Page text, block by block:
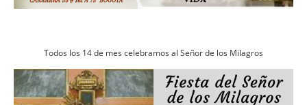
Todos los 14 de mes celebramos al Señor de los Milagros
Imagen